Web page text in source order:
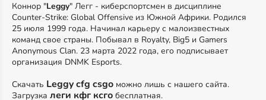
Коннор "Leggy" Легг - киберспортсмен в дисциплине
Counter-Strike: Global Offensive из Южной Африки. Родился
25 июля 1999 года. Начинал карьеру с малоизвестных
команд свое страны. Побывал в Royalty, Big5 и Gamers
Anonymous Clan. 23 марта 2022 года, его подписывает
организация DNMK Esports.
Скачать Leggy cfg csgo можно лишь с нашего сайта.
Загрузка леги кфг ксго бесплатная.